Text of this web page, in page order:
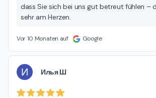
dass Sie sich bei uns gut betreut fühlen –
sehr am Herzen.
Vor 10 Monaten auf Google
И Илья Ш